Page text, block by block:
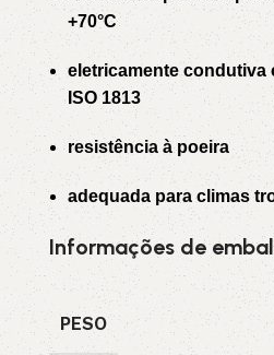
+70°C
eletricamente condutiva
ISO 1813
resistência à poeira
adequada para climas
Informações de
PESO